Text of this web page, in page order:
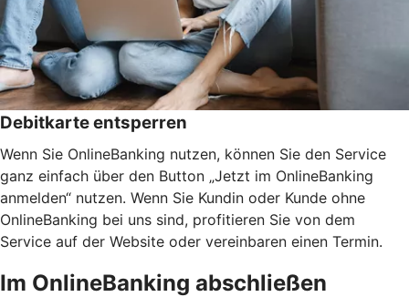
Debitkarte entsperren
Wenn Sie OnlineBanking nutzen, können Sie den Service
ganz einfach über den Button „Jetzt im OnlineBanking
anmelden“ nutzen. Wenn Sie Kundin oder Kunde ohne
OnlineBanking bei uns sind, profitieren Sie von dem
Service auf der Website oder vereinbaren einen Termin.
Im OnlineBanking abschließen